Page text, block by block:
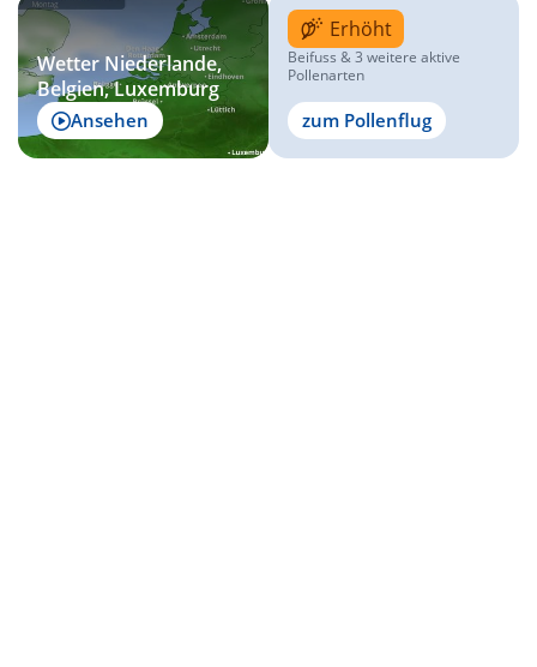
Wetter Niederlande,
Belgien, Luxemburg
Ansehen
Erhöht
Beifuss & 3 weitere aktive
Pollenarten
zum Pollenflug